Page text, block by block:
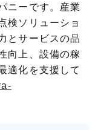
ニーです。産業
検ソリューショ
とサービスの品
向上、設備の稼
適化を支援して